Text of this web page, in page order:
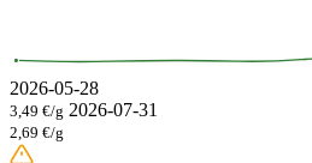
2026-05-28
3,49 €/g 2026-07-31
2,69 €/g